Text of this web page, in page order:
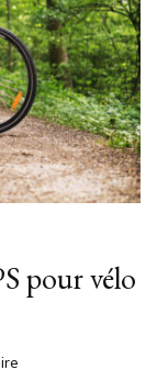
pour vélo
sur